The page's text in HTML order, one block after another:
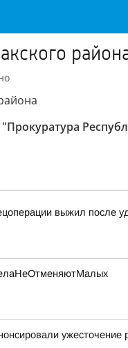
выжил после
ужесточение